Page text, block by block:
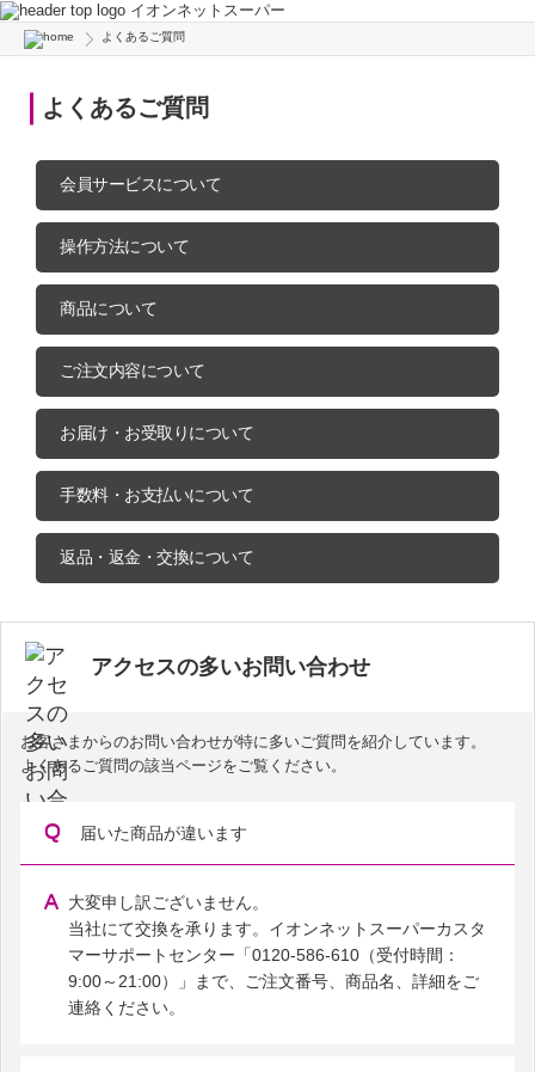
イオンネットスーパー
よくあるご質問
よくあるご質問
会員サービスについて
操作方法について
商品について
ご注文内容について
お届け・お受取りについて
手数料・お支払いについて
返品・返金・交換について
アクセスの多いお問い合わせ
お客さまからのお問い合わせが特に多いご質問を紹介しています。
よくあるご質問の該当ページをご覧ください。
届いた商品が違います
大変申し訳ございません。
当社にて交換を承ります。イオンネットスーパーカスタ
マーサポートセンター「0120-586-610（受付時間：
9:00～21:00）」まで、ご注文番号、商品名、詳細をご
連絡ください。